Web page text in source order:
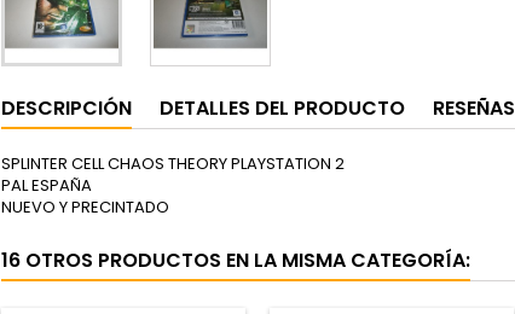
DESCRIPCIÓN DETALLES DEL PRODUCTO RESEÑAS
SPLINTER CELL CHAOS THEORY PLAYSTATION 2
PAL ESPAÑA
NUEVO Y PRECINTADO
16 OTROS PRODUCTOS EN LA MISMA CATEGORÍA: